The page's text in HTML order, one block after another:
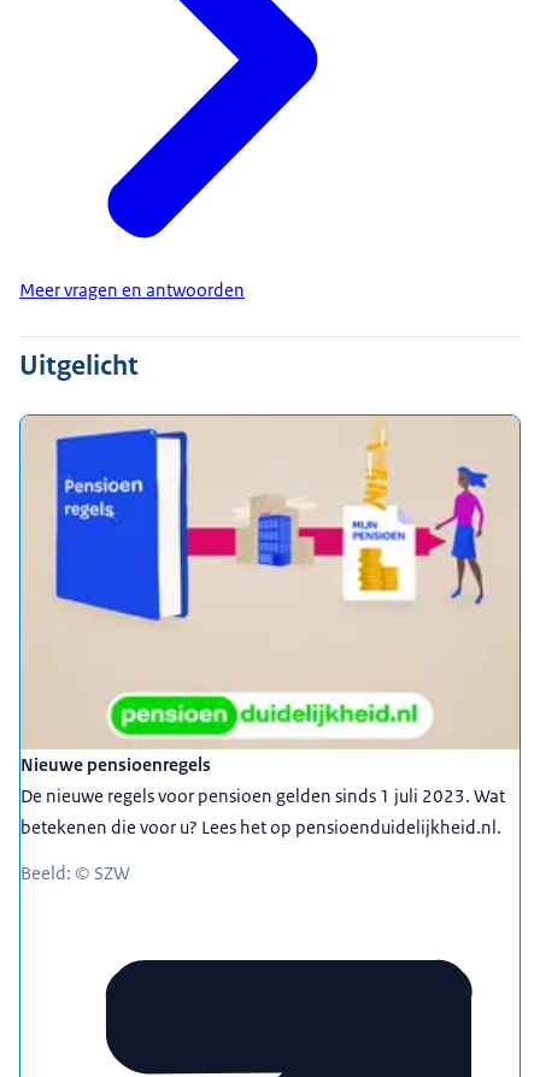
Meer vragen en antwoorden
Uitgelicht
Nieuwe pensioenregels
De nieuwe regels voor pensioen gelden sinds 1 juli 2023. Wat
betekenen die voor u? Lees het op pensioenduidelijkheid.nl.
Beeld: © SZW